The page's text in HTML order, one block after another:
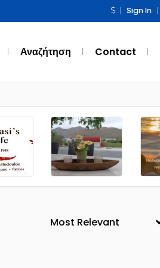
Sign In
Αναζήτηση Contact